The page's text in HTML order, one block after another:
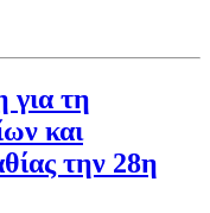
για τη
και
την 28η